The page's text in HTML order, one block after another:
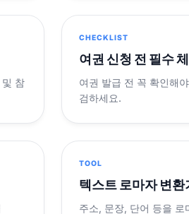
및 참
CHECKLIST
여권 신청 전 필수
여권 발급 전 꼭 확인해
검하세요.
TOOL
텍스트 로마자 변환
주소, 문장, 단어 등을 로